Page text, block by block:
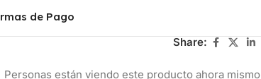
de Pago
Share:
Personas están viendo este producto ahora mismo